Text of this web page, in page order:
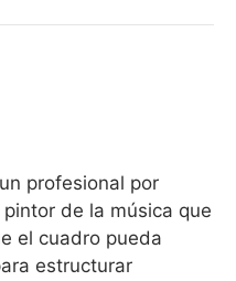
profesional por
de la música que
el cuadro pueda
estructurar